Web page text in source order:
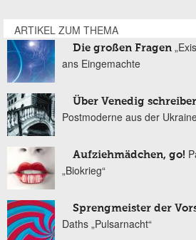
ARTIKEL ZUM THEMA
Die großen Fragen
ans Eingemachte
Über Venedig
Postmoderne aus der
Aufziehmädchen, go!
„Biokrieg“
Sprengmeister der
Daths „Pulsarnacht“